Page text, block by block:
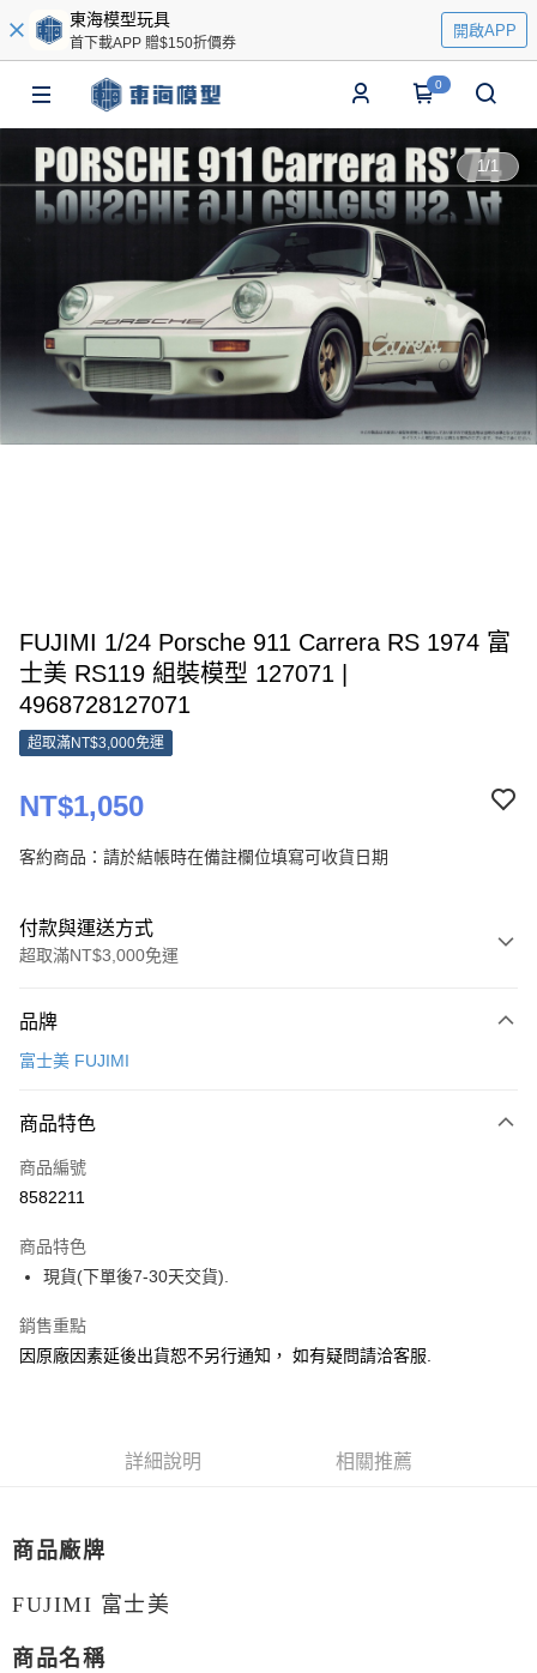
東海模型玩具
首下載APP 贈$150折價券
開啟APP
0
1/1
FUJIMI 1/24 Porsche 911 Carrera RS 1974 富
士美 RS119 組裝模型 127071 |
4968728127071
超取滿NT$3,000免運
NT$1,050
客約商品：請於結帳時在備註欄位填寫可收貨日期
付款與運送方式
超取滿NT$3,000免運
信用卡一次付款
Apple Pay
Google Pay
大哥付你分期
相關說明
【大哥付你分期使用說明】
1.本服務由台灣大哥大提供，台灣大哥大用戶可立即使用無須另外申請。
2.付款方式選擇「大哥付你分期」，訂單成立後會自動跳轉到大哥付的交易
消。如遇「轉專審核」未通過狀況，表示未達大哥付你分期系統評分，恕無
醒簡訊。
帳／街口支付／iPASS MONEY」等通路繳費。
1.本服務係由「台灣大哥大股份有限公司」（以下簡稱本公司）所提供，讓
ATM付款
每筆NT$90，滿NT$3,000(含以上)免運費
每筆NT$90，滿NT$3,000(含以上)免運費
每筆NT$90，滿NT$3,000(含以上)免運費
現貨-付款後7-11取貨
品牌
富士美 FUJIMI
商品特色
商品編號
8582211
商品特色
現貨(下單後7-30天交貨).
銷售重點
因原廠因素延後出貨恕不另行通知， 如有疑問請洽客服.
詳細說明 相關推薦
商品廠牌
FUJIMI 富士美
商品名稱